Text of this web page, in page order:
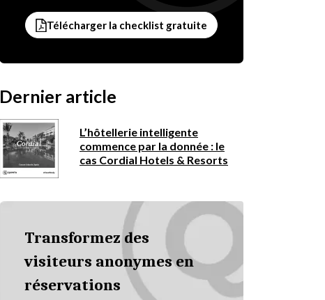
Télécharger la checklist gratuite
Dernier article
L’hôtellerie intelligente
commence par la donnée : le
cas Cordial Hotels & Resorts
Transformez des
visiteurs anonymes en
réservations